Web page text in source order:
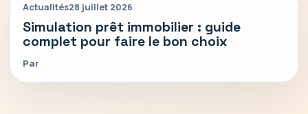
Actualités28 juillet 2026
Simulation prêt immobilier : guide
complet pour faire le bon choix
Par